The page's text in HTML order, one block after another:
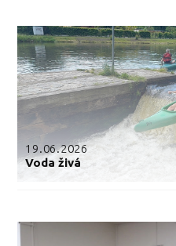
19.06.2026
Voda živá